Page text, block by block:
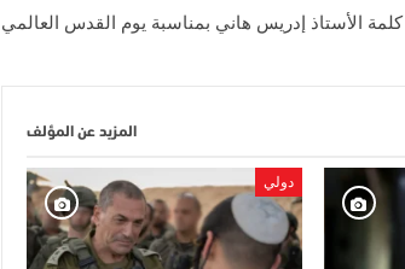
كلمة الأستاذ إدريس هاني بمناسبة يوم القدس العالمي
المزيد عن المؤلف
دولي